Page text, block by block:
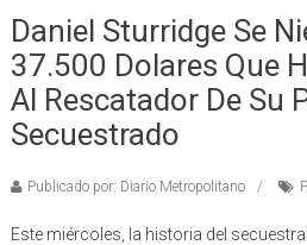
Daniel Sturridge Se
37.500 Dolares Que
Al Rescatador De Su
Secuestrado
Publicado por: Diario Metropolitano
Este miércoles, la historia del